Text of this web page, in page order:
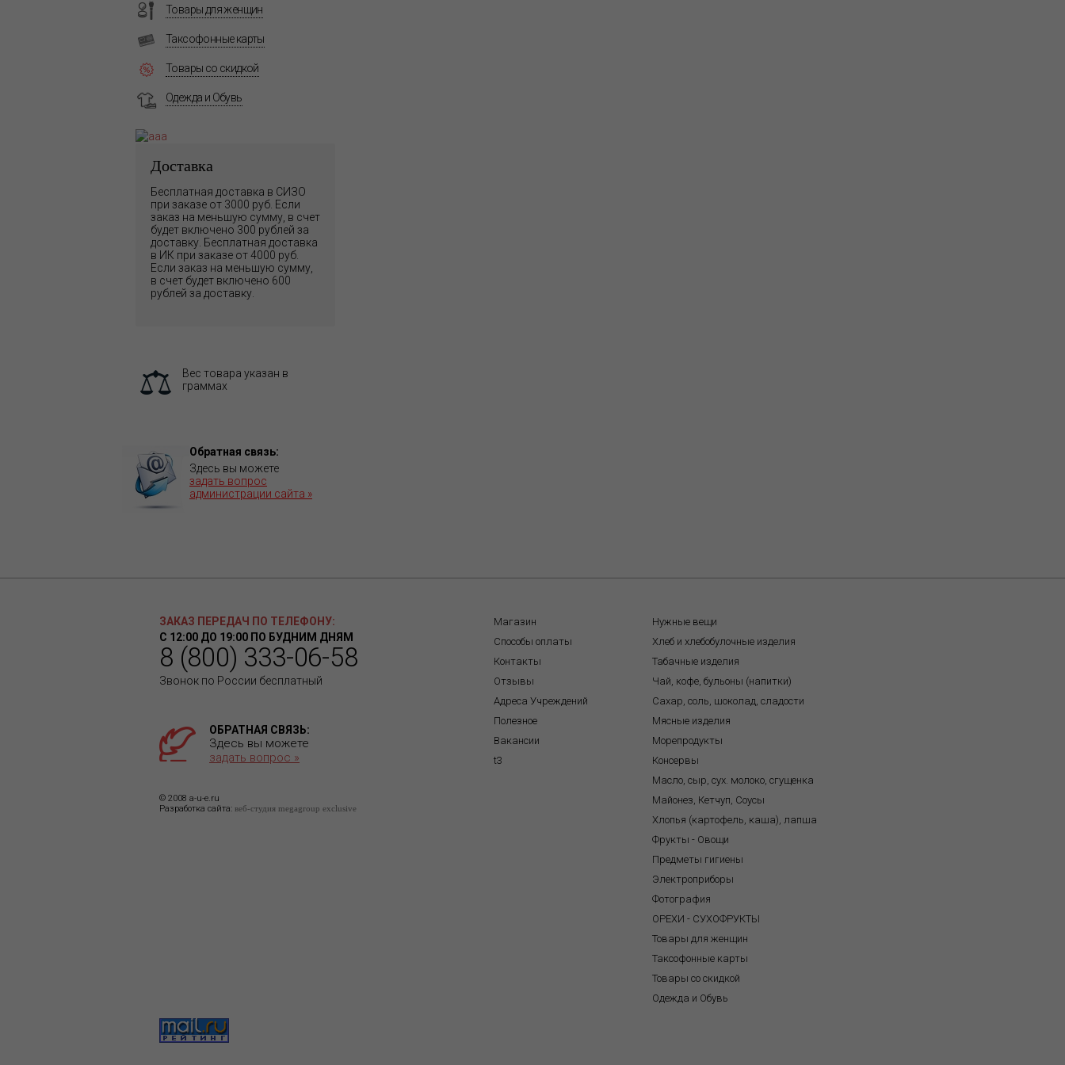
Товары для женщин
Таксофонные карты
Товары со скидкой
Одежда и Обувь
Доставка
Бесплатная доставка в СИЗО
при заказе от 3000 руб. Если
заказ на меньшую сумму, в счет
будет включено 300 рублей за
доставку. Бесплатная доставка
в ИК при заказе от 4000 руб.
Если заказ на меньшую сумму,
в счет будет включено 600
рублей за доставку.
Вес товара указан в
граммах
Обратная связь:
Здесь вы можете
задать вопрос
администрации сайта »
ЗАКАЗ ПЕРЕДАЧ ПО ТЕЛЕФОНУ:
С 12:00 ДО 19:00 ПО БУДНИМ ДНЯМ
8 (800) 333-06-58
Звонок по России бесплатный
ОБРАТНАЯ СВЯЗЬ:
Здесь вы можете
задать вопрос »
© 2008 a-u-e.ru
Разработка сайта: веб-студия megagroup exclusive
Магазин
Способы оплаты
Контакты
Отзывы
Адреса Учреждений
Полезное
Вакансии
t3
Нужные вещи
Хлеб и хлебобулочные изделия
Табачные изделия
Чай, кофе, бульоны (напитки)
Сахар, соль, шоколад, сладости
Мясные изделия
Морепродукты
Консервы
Масло, сыр, сух. молоко, сгущенка
Майонез, Кетчуп, Соусы
Хлопья (картофель, каша), лапша
Фрукты - Овощи
Предметы гигиены
Электроприборы
Фотография
ОРЕХИ - СУХОФРУКТЫ
Товары для женщин
Таксофонные карты
Товары со скидкой
Одежда и Обувь